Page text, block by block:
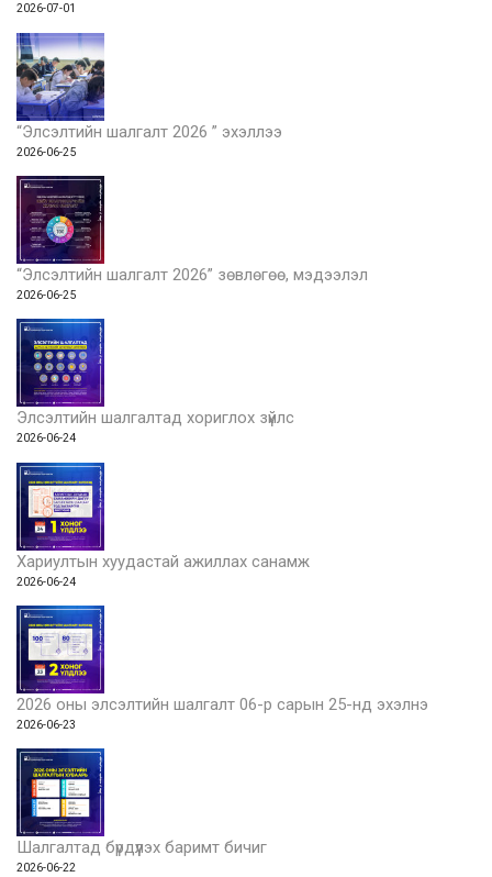
2026-07-01
“Элсэлтийн шалгалт 2026 ” эхэллээ
2026-06-25
“Элсэлтийн шалгалт 2026” зөвлөгөө, мэдээлэл
2026-06-25
Элсэлтийн шалгалтад хориглох зүйлс
2026-06-24
Хариултын хуудастай ажиллах санамж
2026-06-24
2026 оны элсэлтийн шалгалт 06-р сарын 25-нд эхэлнэ
2026-06-23
Шалгалтад бүрдүүлэх баримт бичиг
2026-06-22